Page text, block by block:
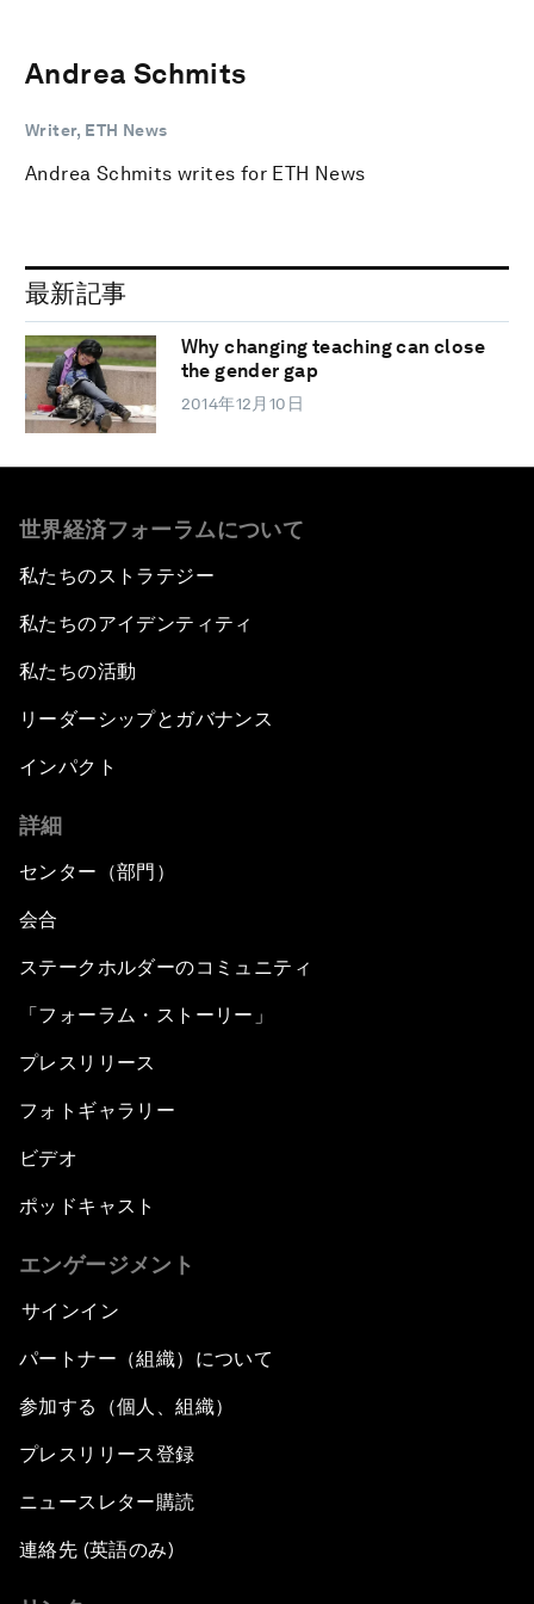
Andrea Schmits
Writer, ETH News
Andrea Schmits writes for ETH News
最新記事
Why changing teaching can close
the gender gap
2014年12月10日
世界経済フォーラムについて
私たちのストラテジー
私たちのアイデンティティ
私たちの活動
リーダーシップとガバナンス
インパクト
詳細
センター（部門）
会合
ステークホルダーのコミュニティ
「フォーラム・ストーリー」
プレスリリース
フォトギャラリー
ビデオ
ポッドキャスト
エンゲージメント
サインイン
パートナー（組織）について
参加する（個人、組織）
プレスリリース登録
ニュースレター購読
連絡先 (英語のみ)